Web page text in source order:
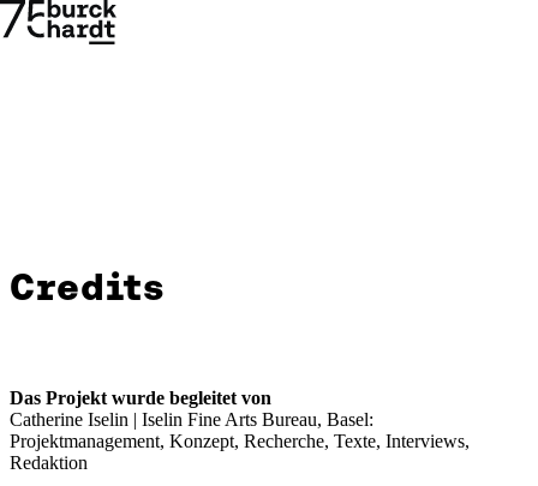
Credits
Credits
Das Projekt wurde begleitet von
Catherine Iselin | Iselin Fine Arts Bureau, Basel:
Projektmanagement, Konzept, Recherche, Texte, Interviews,
Redaktion